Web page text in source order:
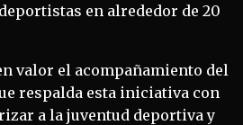
en alrededor de 20
valor el acompañamiento del
respalda esta iniciativa con
a la juventud deportiva y